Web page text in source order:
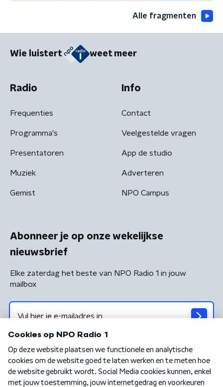
Alle fragmenten
Wie luistert weet meer
Radio
Frequenties
Programma's
Presentatoren
Muziek
Gemist
Info
Contact
Veelgestelde vragen
App de studio
Adverteren
NPO Campus
Abonneer je op onze wekelijkse
nieuwsbrief
Elke zaterdag het beste van NPO Radio 1 in jouw
mailbox
Algemene voorwaarden Privacybeleid